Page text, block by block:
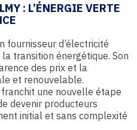
: L’ÉNERGIE VERTE
fournisseur d’électricité
transition énergétique. Son
des prix et la
et renouvelable.
franchit une nouvelle étape
devenir producteurs
initial et sans complexité